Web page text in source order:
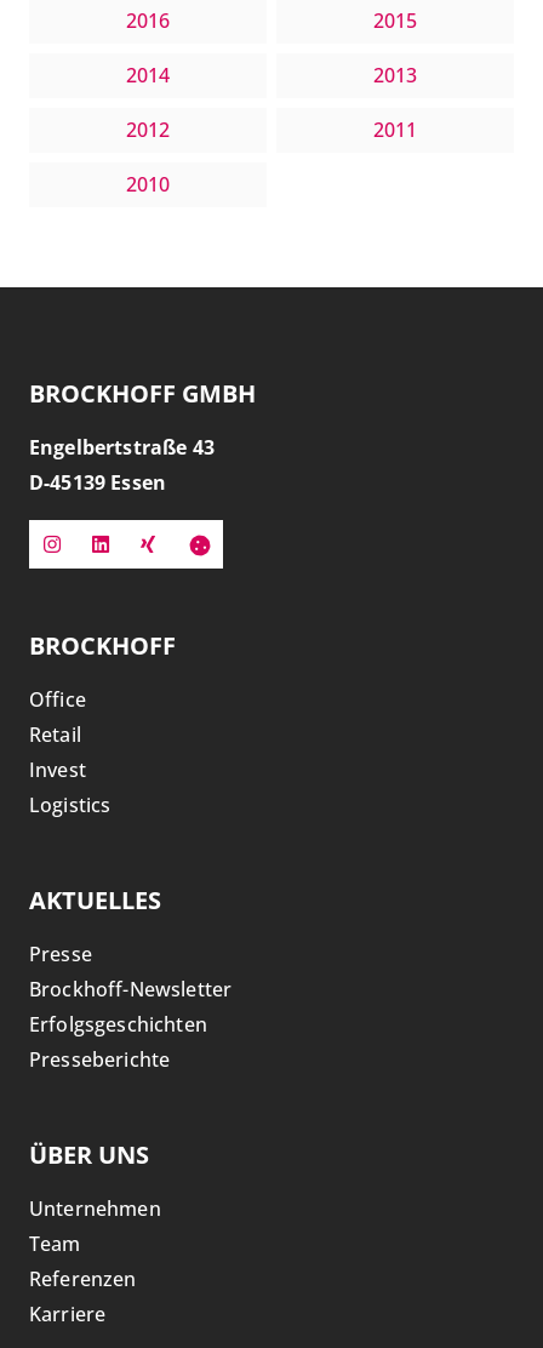
2016 2015
2014 2013
2012 2011
2010
BROCKHOFF GMBH
Engelbertstraße 43
D-45139 Essen
BROCKHOFF
Office
Retail
Invest
Logistics
AKTUELLES
Presse
Brockhoff-Newsletter
Erfolgsgeschichten
Presseberichte
ÜBER UNS
Unternehmen
Team
Referenzen
Karriere